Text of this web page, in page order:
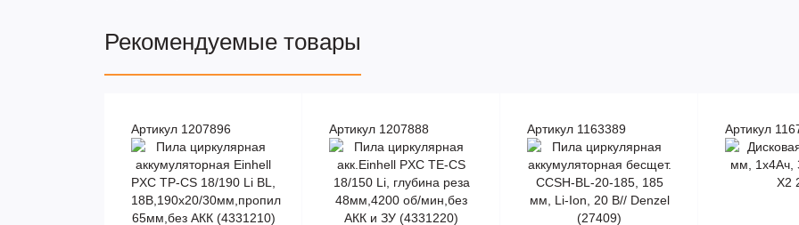
Рекомендуемые товары
Артикул 1207896 Артикул 1207888 Артикул 1163389 Артикул